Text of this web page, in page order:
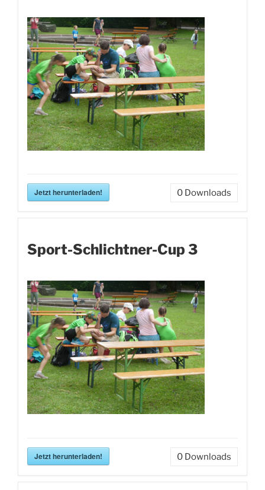
Jetzt herunterladen! 0 Downloads
Sport-Schlichtner-Cup 3
Jetzt herunterladen! 0 Downloads